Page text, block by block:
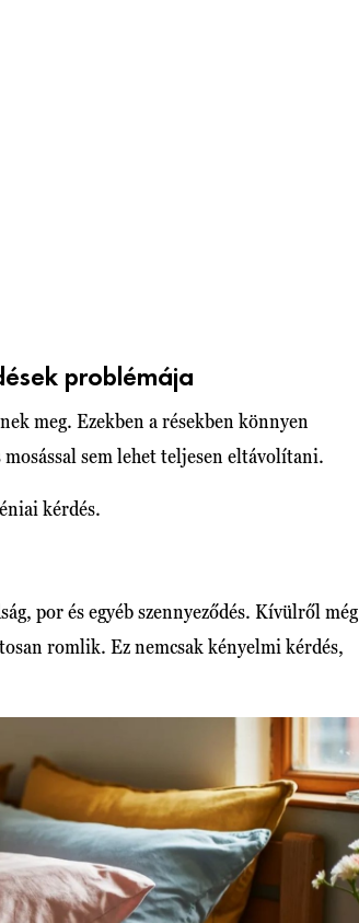
problémája
meg. Ezekben a résekben könnyen
sem lehet teljesen eltávolítani.
kérdés.
por és egyéb szennyeződés. Kívülről még
romlik. Ez nemcsak kényelmi kérdés,